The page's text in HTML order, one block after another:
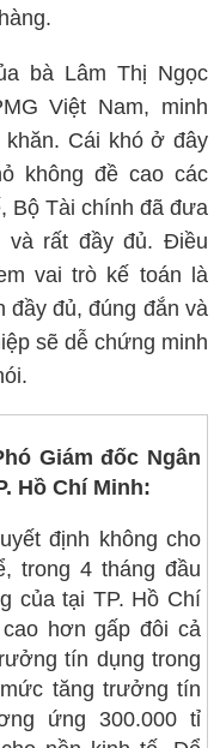
bà Lâm Thị Ngọc
Việt Nam, minh
khăn. Cái khó ở đây
không đề cao các
Bộ Tài chính đã đưa
và rất đầy đủ. Điều
vai trò kế toán là
đầy đủ, đúng đắn và
sẽ dễ chứng minh
Giám đốc Ngân
Hồ Chí Minh:
định không cho
trong 4 tháng đầu
của tại TP. Hồ Chí
hơn gấp đôi cả
tín dụng trong
tăng trưởng tín
ứng 300.000 tỉ